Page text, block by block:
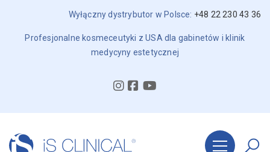
Wyłączny dystrybutor w Polsce: +48 22 230 43 36
Profesjonalne kosmeceutyki z USA dla gabinetów i klinik
medycyny estetycznej